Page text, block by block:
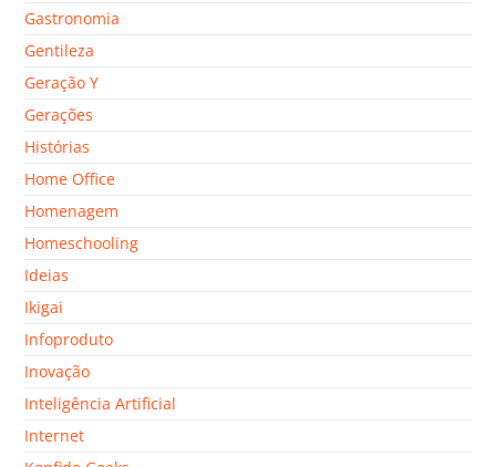
Gastronomia
Gentileza
Geração Y
Gerações
Histórias
Home Office
Homenagem
Homeschooling
Ideias
Ikigai
Infoproduto
Inovação
Inteligência Artificial
Internet